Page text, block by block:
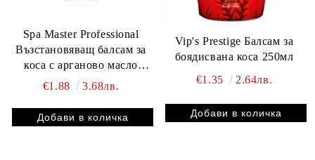
Spa Master Professional
Възстановяващ балсам за
коса с арганово масло
200мл
€1.88 3.68лв.
Vip's Prestige Балсам за
боядисвана коса 250мл
€1.35
2.64лв.